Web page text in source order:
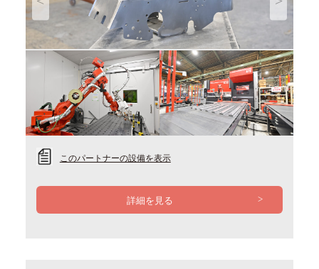
Previous Next
このパートナーの設備を表示
詳細を見る